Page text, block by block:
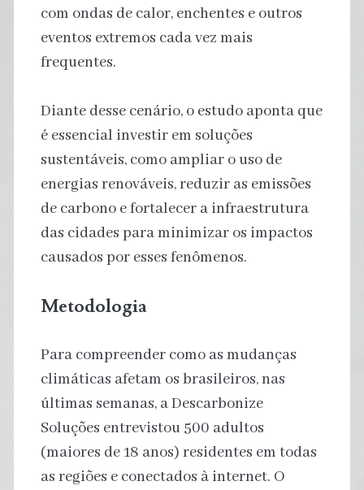
com ondas de calor, enchentes e outros
eventos extremos cada vez mais
frequentes.
Diante desse cenário, o estudo aponta que
é essencial investir em soluções
sustentáveis, como ampliar o uso de
energias renováveis, reduzir as emissões
de carbono e fortalecer a infraestrutura
das cidades para minimizar os impactos
causados por esses fenômenos.
Metodologia
Para compreender como as mudanças
climáticas afetam os brasileiros, nas
últimas semanas, a Descarbonize
Soluções entrevistou 500 adultos
(maiores de 18 anos) residentes em todas
as regiões e conectados à internet. O